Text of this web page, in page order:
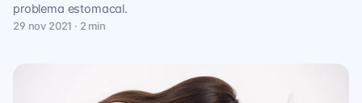
problema estomacal.
29 nov 2021 · 2 min